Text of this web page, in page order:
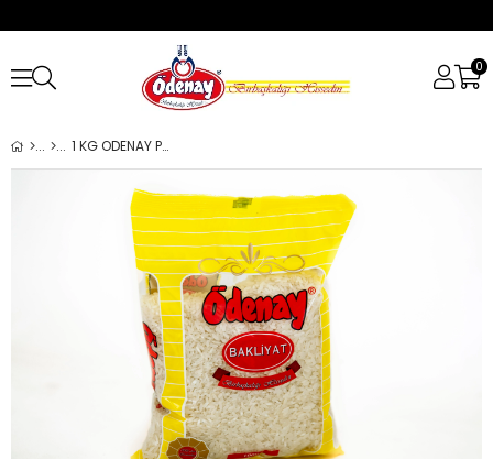
0
1 KG ODENAY PİLAVLIK PİRİNÇ